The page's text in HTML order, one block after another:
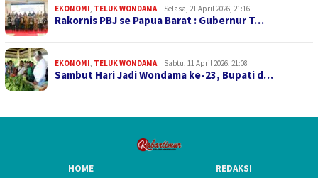
EKONOMI, TELUK WONDAMA Selasa, 21 April 2026, 21:16
Rakornis PBJ se Papua Barat : Gubernur T…
EKONOMI, TELUK WONDAMA Sabtu, 11 April 2026, 21:08
Sambut Hari Jadi Wondama ke-23, Bupati d…
HOME REDAKSI